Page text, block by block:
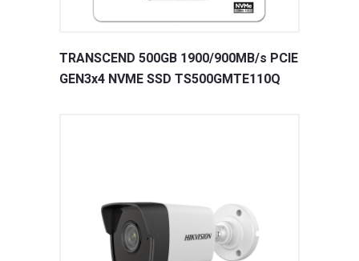
TRANSCEND 500GB 1900/900MB/s PCIE
GEN3x4 NVME SSD TS500GMTE110Q